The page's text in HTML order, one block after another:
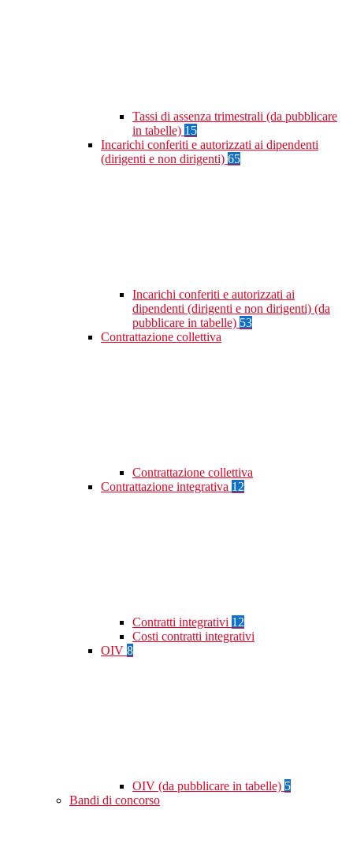
Tassi di assenza trimestrali (da pubblicare
in tabelle) 15
Incarichi conferiti e autorizzati ai dipendenti
(dirigenti e non dirigenti) 65
Incarichi conferiti e autorizzati ai
dipendenti (dirigenti e non dirigenti) (da
pubblicare in tabelle) 53
Contrattazione collettiva
Contrattazione collettiva
Contrattazione integrativa 12
Contratti integrativi 12
Costi contratti integrativi
OIV 8
OIV (da pubblicare in tabelle) 5
Bandi di concorso